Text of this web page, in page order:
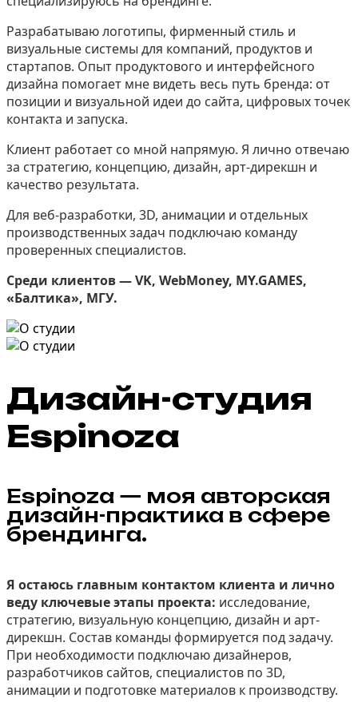
Разрабатываю логотипы, фирменный стиль и
визуальные системы для компаний, продуктов и
стартапов. Опыт продуктового и интерфейсного
дизайна помогает мне видеть весь путь бренда: от
позиции и визуальной идеи до сайта, цифровых точек
контакта и запуска.
Клиент работает со мной напрямую. Я лично отвечаю
за стратегию, концепцию, дизайн, арт-дирекшн и
качество результата.
Для веб-разработки, 3D, анимации и отдельных
производственных задач подключаю команду
проверенных специалистов.
Среди клиентов — VK, WebMoney, MY.GAMES,
«Балтика», МГУ.
Дизайн-студия
Espinoza
Espinoza — моя авторская
дизайн-практика в сфере
брендинга.
Я остаюсь главным контактом клиента и лично
веду ключевые этапы проекта: исследование,
стратегию, визуальную концепцию, дизайн и арт-
дирекшн. Состав команды формируется под задачу.
При необходимости подключаю дизайнеров,
разработчиков сайтов, специалистов по 3D,
анимации и подготовке материалов к производству.